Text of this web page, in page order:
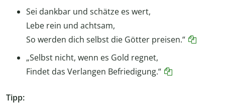
Sei dankbar und schätze es wert,
Lebe rein und achtsam,
So werden dich selbst die Götter preisen.“
„Selbst nicht, wenn es Gold regnet,
Findet das Verlangen Befriedigung.“
Tipp: